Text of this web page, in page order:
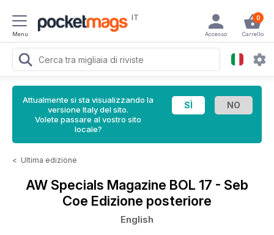
Menu
IT 0
Carrello
Accesso
Attualmente si sta visualizzando la
versione Italy del sito.
Volete passare al vostro sito
locale?
< Ultima edizione
AW Specials Magazine BOL 17 - Seb
Coe Edizione posteriore
English